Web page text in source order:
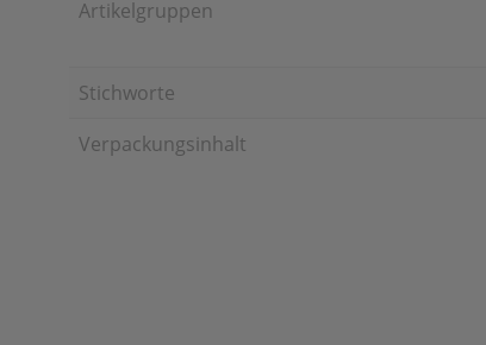
Artikelgruppen
Stichworte
Verpackungsinhalt